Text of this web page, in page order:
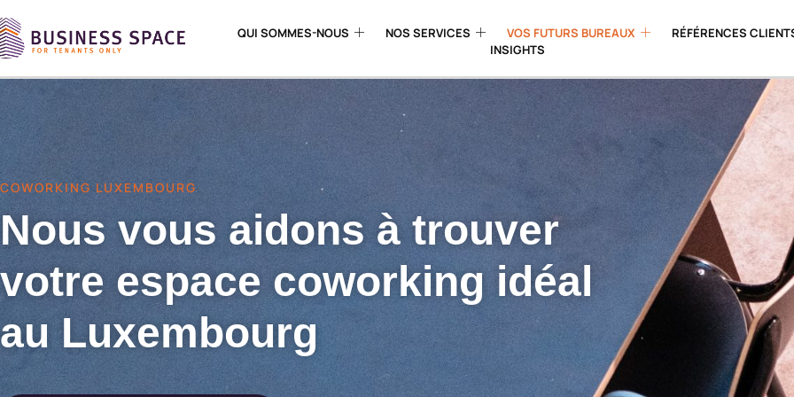
QUI SOMMES-NOUS NOS SERVICES VOS FUTURS BUREAUX
RÉFÉRENCES
INSIGHTS
COWORKING LUXEMBOURG
Nous vous aidons à trouver
votre espace coworking idéal
au Luxembourg